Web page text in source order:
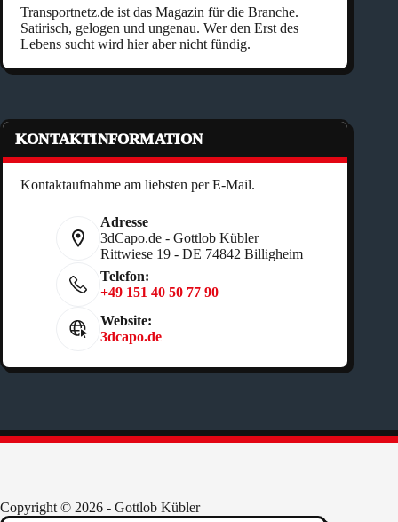
Transportnetz.de ist das Magazin für die Branche.
Satirisch, gelogen und ungenau. Wer den Erst des
Lebens sucht wird hier aber nicht fündig.
KONTAKTINFORMATION
Kontaktaufnahme am liebsten per E-Mail.
Adresse
3dCapo.de - Gottlob Kübler
Rittwiese 19 - DE 74842 Billigheim
Telefon:
+49 151 40 50 77 90
Website:
3dcapo.de
Copyright © 2026 - Gottlob Kübler